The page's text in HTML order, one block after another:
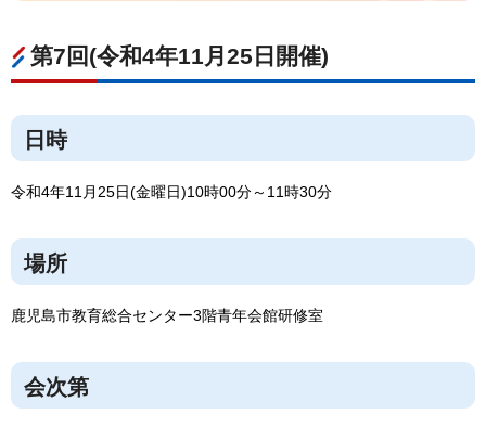
第7回(令和4年11月25日開催)
日時
令和4年11月25日(金曜日)10時00分～11時30分
場所
鹿児島市教育総合センター3階青年会館研修室
会次第